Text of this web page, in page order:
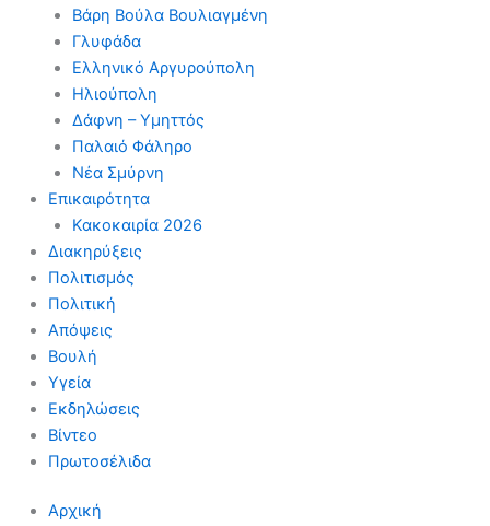
Βάρη Βούλα Βουλιαγμένη
Γλυφάδα
Ελληνικό Αργυρούπολη
Ηλιούπολη
Δάφνη – Υμηττός
Παλαιό Φάληρο
Νέα Σμύρνη
Επικαιρότητα
Κακοκαιρία 2026
Διακηρύξεις
Πολιτισμός
Πολιτική
Απόψεις
Βουλή
Υγεία
Εκδηλώσεις
Βίντεο
Πρωτοσέλιδα
Αρχική